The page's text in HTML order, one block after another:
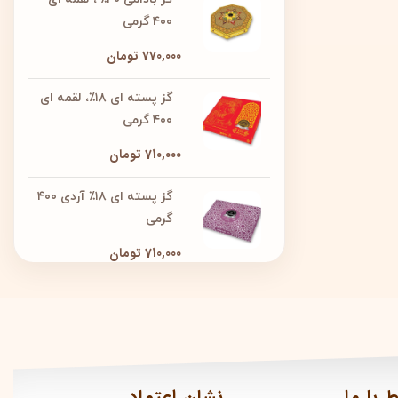
۴۰۰ گرمی
770,000 تومان
گز پسته ای ۱۸٪، لقمه ای
۴۰۰ گرمی
710,000 تومان
گز پسته ای ۱۸٪ آردی ۴۰۰
گرمی
710,000 تومان